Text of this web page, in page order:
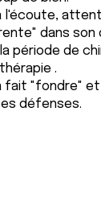
l'écoute,
dans son
la période de
.
fait "fondre"
défenses.